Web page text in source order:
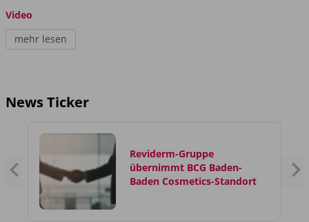
Video
mehr lesen
News Ticker
Reviderm-Gruppe
übernimmt BCG Baden-
Baden Cosmetics-Standort